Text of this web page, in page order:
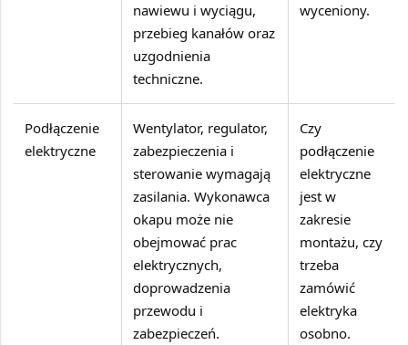
nawiewu i wyciągu,
przebieg kanałów oraz
uzgodnienia
techniczne.
wyceniony.
Podłączenie
elektryczne
Wentylator, regulator,
zabezpieczenia i
sterowanie wymagają
zasilania. Wykonawca
okapu może nie
obejmować prac
elektrycznych,
doprowadzenia
przewodu i
zabezpieczeń.
Czy
podłączenie
elektryczne
jest w
zakresie
montażu, czy
trzeba
zamówić
elektryka
osobno.